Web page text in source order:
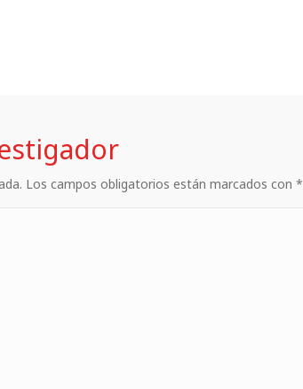
Los campos obligatorios están marcados con *